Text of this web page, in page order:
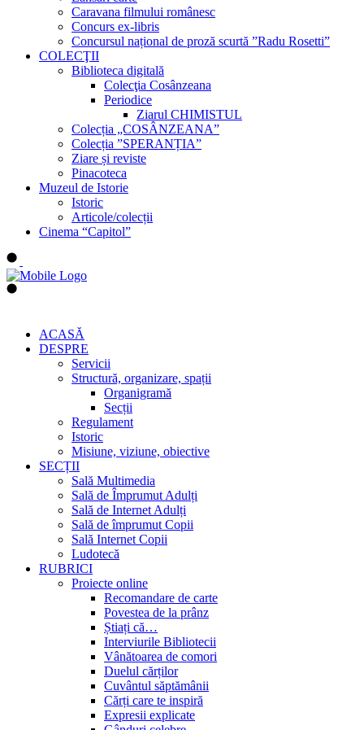
Caravana filmului românesc
Concurs ex-libris
Concursul național de proză scurtă ”Radu Rosetti”
COLECŢII
Biblioteca digitală
Colecţia Cosânzeana
Periodice
Ziarul CHIMISTUL
Colecția „COSÂNZEANA”
Colecția ”SPERANȚIA”
Ziare și reviste
Pinacoteca
Muzeul de Istorie
Istoric
Articole/colecții
Cinema “Capitol”
ACASĂ
DESPRE
Servicii
Structură, organizare, spații
Organigramă
Secții
Regulament
Istoric
Misiune, viziune, obiective
SECȚII
Sală Multimedia
Sală de Împrumut Adulți
Sală de Internet Adulți
Sală de împrumut Copii
Sală Internet Copii
Ludotecă
RUBRICI
Proiecte online
Recomandare de carte
Povestea de la prânz
Știați că…
Interviurile Bibliotecii
Vânătoarea de comori
Duelul cărților
Cuvântul săptămânii
Cărți care te inspiră
Expresii explicate